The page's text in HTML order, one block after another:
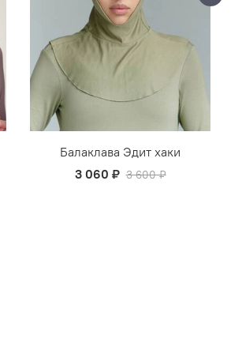
Балаклава Эдит хаки
3 060 ₽ 3 600 ₽